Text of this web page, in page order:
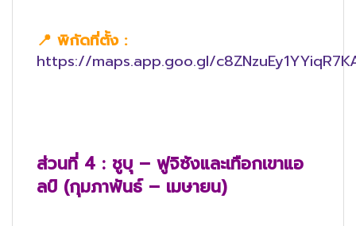
📍 พิกัดที่ตั้ง :
https://maps.app.goo.gl/
ส่วนที่ 4 : ชูบุ – ฟูจิซังและเทือกเขาแอ
ลป์ (กุมภาพันธ์ – เมษายน)